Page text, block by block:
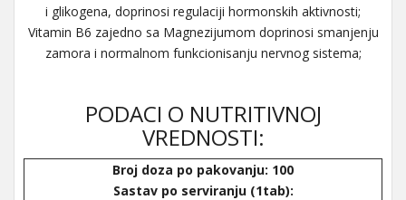
i glikogena, doprinosi regulaciji hormonskih aktivnosti;
Vitamin B6 zajedno sa Magnezijumom doprinosi smanjenju
zamora i normalnom funkcionisanju nervnog sistema;
PODACI O NUTRITIVNOJ
VREDNOSTI:
Broj doza po pakovanju: 100
Sastav po serviranju (1tab):